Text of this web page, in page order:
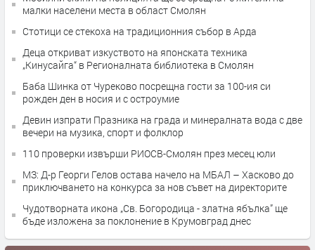
малки населени места в област Смолян
Стотици се стекоха на традиционния събор в Арда
Деца откриват изкуството на японската техника
„Кинусайга“ в Регионалната библиотека в Смолян
Баба Шинка от Чуреково посрещна гости за 100-ия си
рожден ден в носия и с остроумие
Девин изпрати Празника на града и минералната вода с две
вечери на музика, спорт и фолклор
110 проверки извърши РИОСВ-Смолян през месец юли
МЗ: Д-р Георги Гелов остава начело на МБАЛ – Хасково до
приключването на конкурса за нов съвет на директорите
Чудотворната икона „Св. Богородица - златна ябълка” ще
бъде изложена за поклонение в Крумовград днес